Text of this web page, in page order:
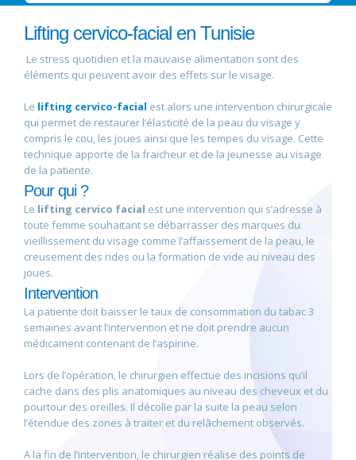
Lifting cervico-facial en Tunisie
Le stress quotidien et la mauvaise alimentation sont des
éléments qui peuvent avoir des effets sur le visage.
Le lifting cervico-facial est alors une intervention chirurgicale
qui permet de restaurer l’élasticité de la peau du visage y
compris le cou, les joues ainsi que les tempes du visage. Cette
technique apporte de la fraicheur et de la jeunesse au visage
de la patiente.
Pour qui ?
Le lifting cervico facial est une intervention qui s’adresse à
toute femme souhaitant se débarrasser des marques du
vieillissement du visage comme l’affaissement de la peau, le
creusement des rides ou la formation de vide au niveau des
joues.
Intervention
La patiente doit baisser le taux de consommation du tabac 3
semaines avant l’intervention et ne doit prendre aucun
médicament contenant de l’aspirine.
Lors de l’opération, le chirurgien effectue des incisions qu’il
cache dans des plis anatomiques au niveau des cheveux et du
pourtour des oreilles. Il décolle par la suite la peau selon
l’étendue des zones à traiter et du relâchement observés.
A la fin de l’intervention, le chirurgien réalise des points de